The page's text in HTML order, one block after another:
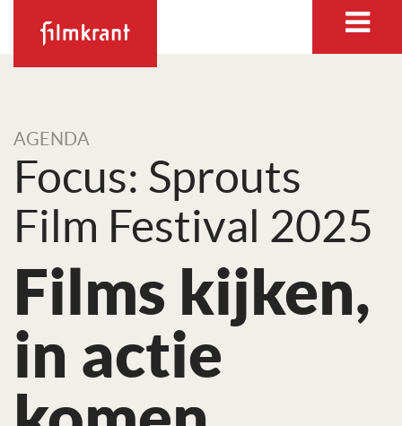
AGENDA
Focus: Sprouts
Film Festival 2025
Films kijken,
in actie